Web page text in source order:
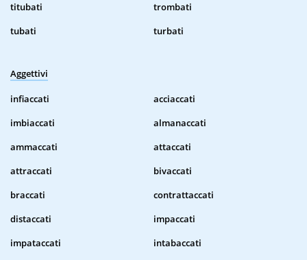
titubati
trombati
tubati
turbati
Aggettivi
infiaccati
acciaccati
imbiaccati
almanaccati
ammaccati
attaccati
attraccati
bivaccati
braccati
contrattaccati
distaccati
impaccati
impataccati
intabaccati